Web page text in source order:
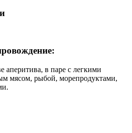
аперитива, в паре с легкими
мясом, рыбой, морепродуктами,